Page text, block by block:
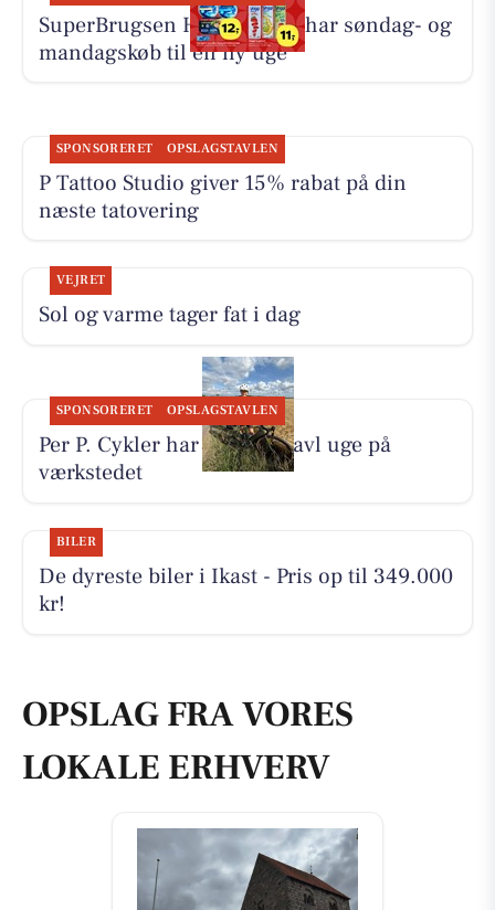
SuperBrugsen Hammerum har søndag- og
mandagskøb til en ny uge
SPONSORERET OPSLAGSTAVLEN
P Tattoo Studio giver 15% rabat på din
næste tatovering
VEJRET
Sol og varme tager fat i dag
SPONSORERET OPSLAGSTAVLEN
Per P. Cykler har haft en travl uge på
værkstedet
BILER
De dyreste biler i Ikast - Pris op til 349.000
kr!
OPSLAG FRA VORES
LOKALE ERHVERV